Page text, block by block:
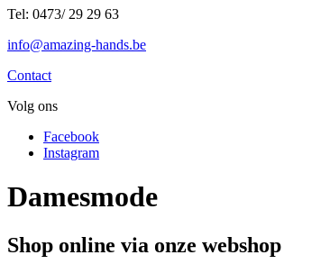
Tel: 0473/ 29 29 63
info@amazing-hands.be
Contact
Volg ons
Facebook
Instagram
Damesmode
Shop online via onze webshop